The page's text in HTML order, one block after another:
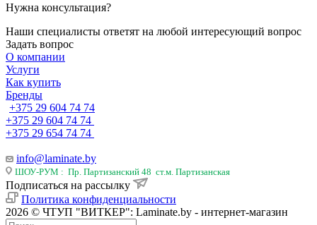
Нужна консультация?
Наши специалисты ответят на любой интересующий вопрос
Задать вопрос
О компании
Услуги
Как купить
Бренды
+375 29 604 74 74
+375 29 604 74 74
+375 29 654 74 74
info@laminate.by
ШОУ-РУМ : Пр. Партизанский 48 ст.м. Партизанская
Подписаться на рассылку
Политика конфиденциальности
2026 © ЧТУП "ВИТКЕР": Laminate.by - интернет-магазин